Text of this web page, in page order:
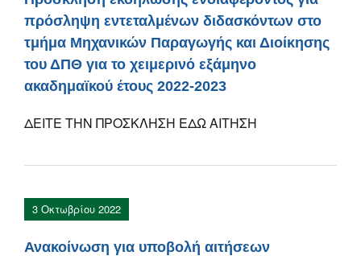
πρόσληψη εντεταλμένων διδασκόντων στο
τμήμα Μηχανικών Παραγωγής και Διοίκησης
του ΔΠΘ για το χειμερινό εξάμηνο
ακαδημαϊκού έτους 2022-2023
ΔΕΙΤΕ ΤΗΝ ΠΡΟΣΚΛΗΣΗ ΕΔΩ ΑΙΤΗΣΗ
3 Οκτωβρίου 2022
Ανακοίνωση για υποβολή αιτήσεων